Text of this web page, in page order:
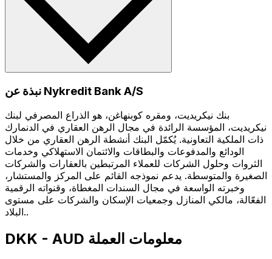
نبذة عن Nykredit Bank A/S
بنك نيكريديت، ومقره كوبنهاغن، هو الذراع المصرفي لبنك
نيكريديت، المؤسسة الرائدة في مجال الرهن العقاري في الدنمارك
ذات الملكية التعاونية. يُكمّل البنك أنشطة الرهن العقاري من خلال
الودائع والمدفوعات والبطاقات والائتمان الاستهلاكي وخدمات
الثروات وحلول الشركات للعملاء المرتبطين بالعقارات والشركات
الصغيرة والمتوسطة. يدعم نموذجه القائم على المركز والمستشار،
وخبرته الواسعة في مجال السندات المغطاة، وقنواته الرقمية
الفعّالة، مالكي المنازل وجمعيات الإسكان والشركات على مستوى
البلاد..
DKK - AUD معلومات العملة